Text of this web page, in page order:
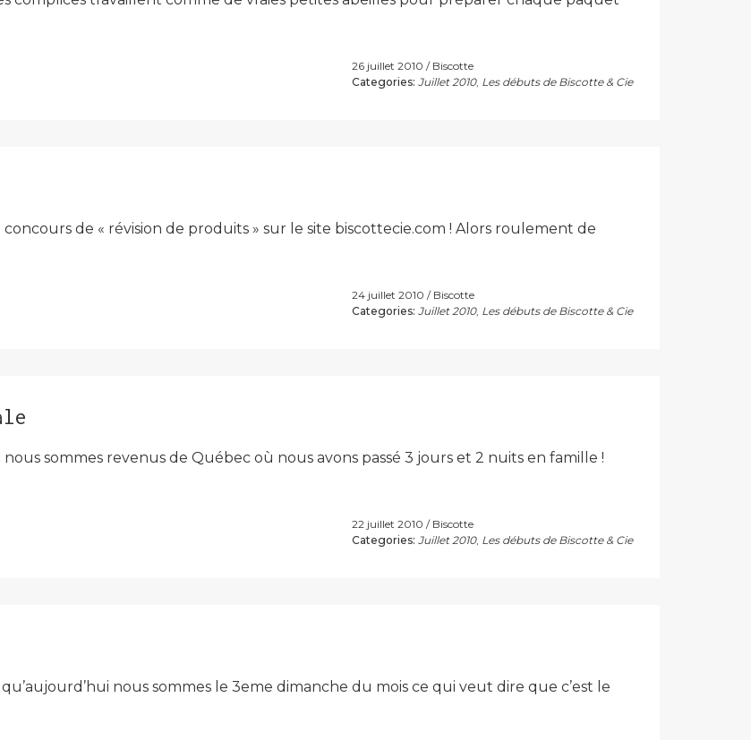
26 juillet 2010
Biscotte
Categories: Juillet 2010, Les débuts de Biscotte & Cie
de « révision de produits » sur le site biscottecie.com ! Alors roulement de
24 juillet 2010
Biscotte
Categories: Juillet 2010, Les débuts de Biscotte & Cie
sommes revenus de Québec où nous avons passé 3 jours et 2 nuits en famille !
22 juillet 2010
Biscotte
Categories: Juillet 2010, Les débuts de Biscotte & Cie
nous sommes le 3eme dimanche du mois ce qui veut dire que c’est le